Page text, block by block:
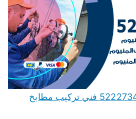
فني المنيوم العيون 52227343 فني تركيب مطابخ